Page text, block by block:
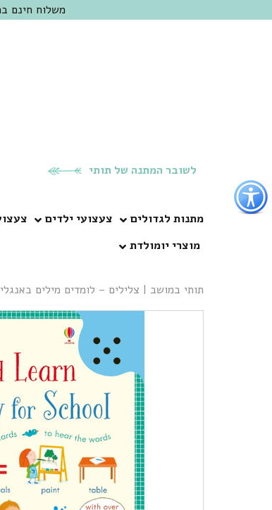
כפתור
לפתיחת
תפריט
נגישות
משלוח חינם ברכישה מעל 300 ש"ח | אופציה למשלוח מהיום
לשובר המתנה של תותי
מתנות לגדולים צעצועי ילדים
מוצרי יומולדת
תותי במושב | צלילים – לומדים מילים